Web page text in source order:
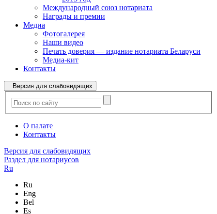
Международный союз нотариата
Награды и премии
Медиа
Фотогалерея
Наши видео
Печать доверия — издание нотариата Беларуси
Медиа-кит
Контакты
Версия для слабовидящих
О палате
Контакты
Версия для слабовидящих
Раздел для нотариусов
Ru
Ru
Eng
Bel
Es